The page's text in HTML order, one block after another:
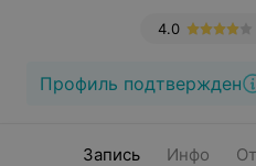
4.0
Профиль подтвержден
Запись Инфо